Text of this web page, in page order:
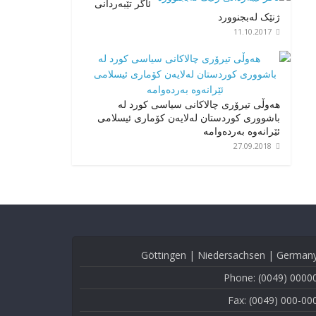
ئاگر تێبەردانی
ژنێک لەبجنوورد
11.10.2017
هەوڵی تیرۆری چالاکانی سیاسی کورد لە
باشووری کوردستان لەلایەن کۆماری ئیسلامی
ئێرانەوە بەردەوامە
27.09.2018
Göttingen | Niedersachsen |
Phone: (0049)
Fax: (0049) 000-